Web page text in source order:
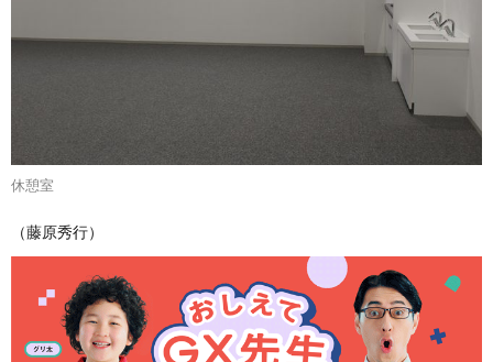
休憩室
（藤原秀行）